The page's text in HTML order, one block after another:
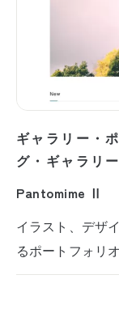
ギャラリー・
グ・ギャラリー
Pantomime Ⅱ
イラスト、デザ
るポートフォリ